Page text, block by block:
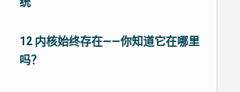
12 内核始终存在——你知道它在哪里
吗？